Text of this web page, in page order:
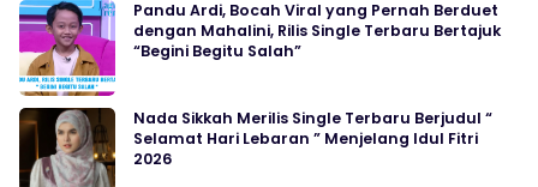
Pandu Ardi, Bocah Viral yang Pernah Berduet
dengan Mahalini, Rilis Single Terbaru Bertajuk
“Begini Begitu Salah”
Nada Sikkah Merilis Single Terbaru Berjudul “
Selamat Hari Lebaran ” Menjelang Idul Fitri
2026